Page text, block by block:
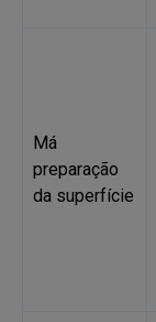
Má
preparação
da superfície